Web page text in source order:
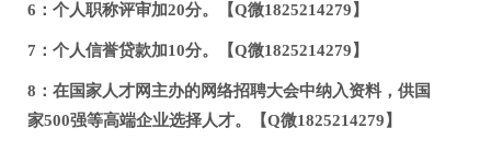
6：个人职称评审加20分。【Q微1825214279】
7：个人信誉贷款加10分。【Q微1825214279】
8：在国家人才网主办的网络招聘大会中纳入资料，供国
家500强等高端企业选择人才。【Q微1825214279】